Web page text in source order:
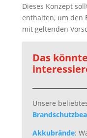
Dieses Konzept
enthalten, um den
mit geltenden
Das
Unsere
Akku­brände: